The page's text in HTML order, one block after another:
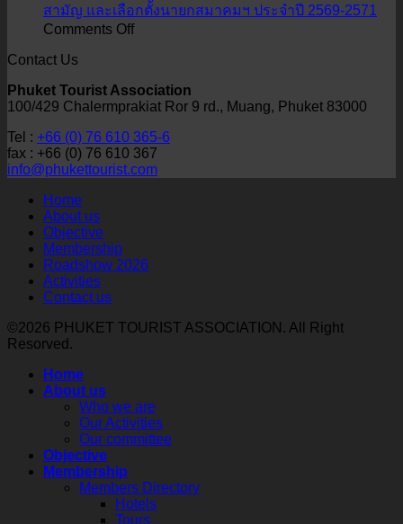
จังหวัด
คณะ
แทน
ใต้
2026
เสริม
ความ
เดิน
หน้า
รัส
และ
เบ
Roadshow
Belarus
เมือง
หลัก
บิน
ตรง
สามัญ และเลือกตั้งนายกสมาคมฯ ประจำปี 2569-2571
Comments Offon
การ
ท่อง
เที่ยว
จังหวัด
ภูเก็ต
สามัญ
คมฯ
ประจำ
2571
Contact Us
Phuket Tourist Association
100/429 Chalermprakiat Ror 9 rd., Muang, Phuket 83000
Tel : +66 (0) 76 610 365-6
fax : +66 (0) 76 610 367
info@phukettourist.com
Home
About us
Objective
Membership
Roadshow 2026
Activities
Contact us
©2026 PHUKET TOURIST ASSOCIATION. All Right
Resorved.
Home
About us
Who we are
Our Activities
Our committee
Objective
Membership
Members Directory
Hotels
Tours